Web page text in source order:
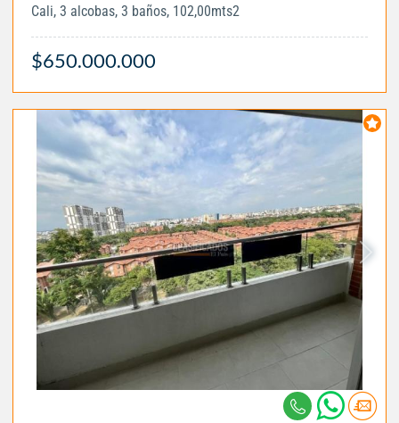
Cali, 3 alcobas, 3 baños, 102,00mts2
$650.000.000